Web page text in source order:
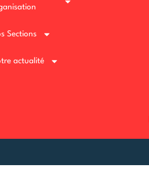
Sections
actualité